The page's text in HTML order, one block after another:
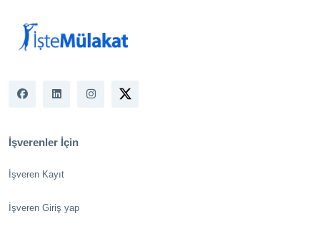
İşverenler İçin
İşveren Kayıt
İşveren Giriş yap